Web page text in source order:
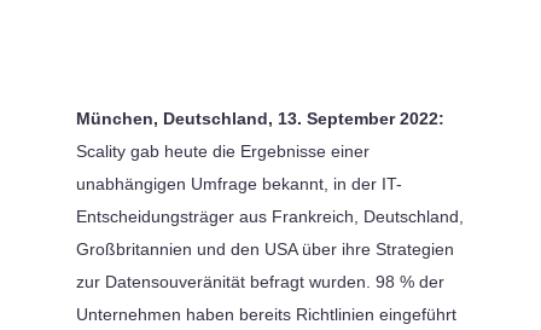
München, Deutschland, 13. September 2022:
Scality gab heute die Ergebnisse einer
unabhängigen Umfrage bekannt, in der IT-
Entscheidungsträger aus Frankreich, Deutschland,
Großbritannien und den USA über ihre Strategien
zur Datensouveränität befragt wurden. 98 % der
Unternehmen haben bereits Richtlinien eingeführt